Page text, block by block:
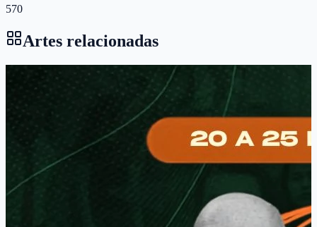
570
Artes relacionadas